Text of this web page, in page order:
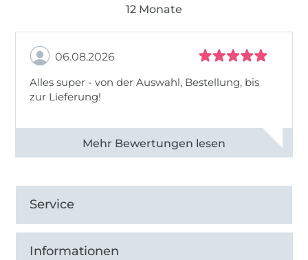
12 Monate
06.08.2026
Alles super - von der Auswahl, Bestellung, bis
zur Lieferung!
Alle 82968 Bewertungen ansehen
Service
Informationen